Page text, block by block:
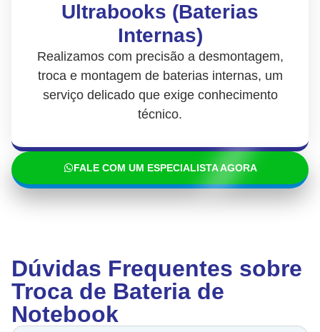
Ultrabooks (Baterias
Internas)
Realizamos com precisão a desmontagem,
troca e montagem de baterias internas, um
serviço delicado que exige conhecimento
técnico.
FALE COM UM ESPECIALISTA AGORA
Dúvidas Frequentes sobre
Troca de Bateria de
Notebook